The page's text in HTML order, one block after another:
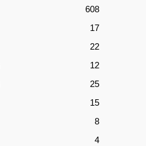
608
17
22
12
25
15
8
4